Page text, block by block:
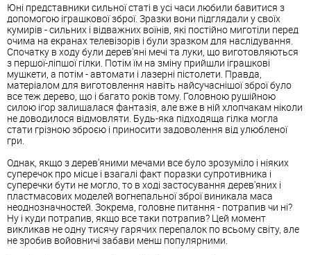
Юні представники сильної статі в усі часи любили бавитися з
допомогою іграшкової зброї. Зразки вони підглядали у своїх
кумирів - сильних і відважних воїнів, які постійно миготіли перед
очима на екранах телевізорів і були зразком для наслідування.
Спочатку в ходу були дерев'яні мечі та луки, що виготовляються
з першої-ліпшої гілки. Потім їм на зміну прийшли іграшкові
мушкети, а потім - автомати і лазерні пістолети. Правда,
матеріалом для виготовлення навіть найсучаснішої зброї було
все теж дерево, що і багато років тому. Головною рушійною
силою ігор залишалася фантазія, але вже в ній хлопчакам ніколи
не доводилося відмовляти. Будь-яка підходяща гілка могла
стати грізною зброєю і приносити задоволення від улюбленої
гри.
Однак, якщо з дерев'яними мечами все було зрозуміло і ніяких
суперечок про місце і взагалі факт поразки супротивника і
суперечки бути не могло, то в ході застосування дерев'яних і
пластмасових моделей вогнепальної зброї виникала маса
неоднозначностей. Зокрема, головне питання - потрапив чи ні?
Ну і куди потрапив, якщо все таки потрапив? Цей момент
викликав не одну тисячу гарячих перепалок по всьому світу, але
не зробив войовничі забави менш популярними.